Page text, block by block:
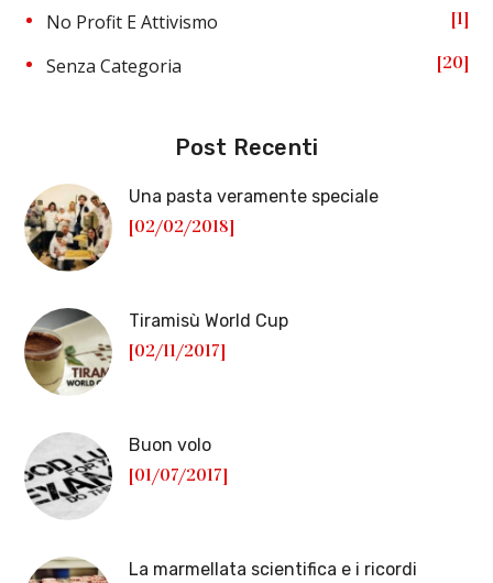
No Profit E Attivismo 1
Senza Categoria 20
Post Recenti
Una pasta veramente speciale
[02/02/2018]
Tiramisù World Cup
[02/11/2017]
Buon volo
[01/07/2017]
La marmellata scientifica e i ricordi